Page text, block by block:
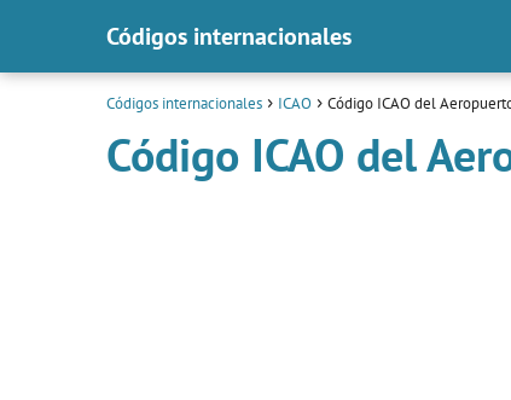
Códigos internacionales
Códigos internacionales ICAO Código ICAO del
Código ICAO del